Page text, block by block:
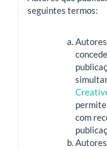
seguintes termos:
com